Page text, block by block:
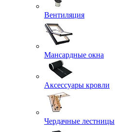
Вентиляция
Мансардные окна
Аксессуары кровли
Чердачные лестницы